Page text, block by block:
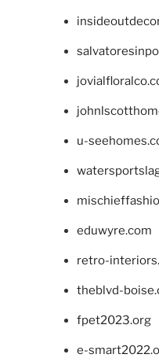
u-
eduwyre.com
retro-
theblvd-
fpet2023.org
e-